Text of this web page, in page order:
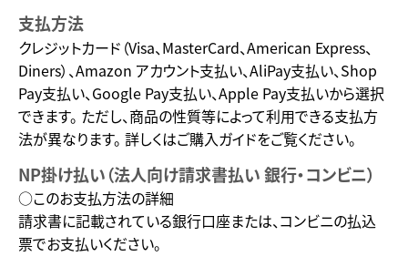
支払方法
クレジットカード（Visa、MasterCard、American Express、
Diners）、Amazon アカウント支払い、AliPay支払い、Shop
Pay支払い、Google Pay支払い、Apple Pay支払いから選択
できます。 ただし、商品の性質等によって利用できる支払方
法が異なります。 詳しくはご購入ガイドをご覧ください。
NP掛け払い（法人向け請求書払い 銀行・コンビニ）
○このお支払方法の詳細
請求書に記載されている銀行口座または、コンビニの払込
票でお支払いください。